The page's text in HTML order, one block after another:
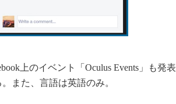
上のイベント「Oculus Events」も発表
また、言語は英語のみ。